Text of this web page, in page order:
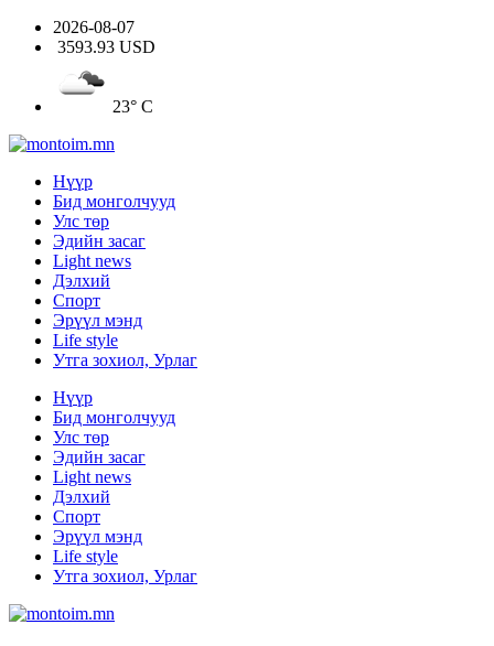
2026-08-07
3593.93 USD
23° C
Нүүр
Бид монголчууд
Улс төр
Эдийн засаг
Light news
Дэлхий
Спорт
Эрүүл мэнд
Life style
Утга зохиол, Урлаг
Нүүр
Бид монголчууд
Улс төр
Эдийн засаг
Light news
Дэлхий
Спорт
Эрүүл мэнд
Life style
Утга зохиол, Урлаг